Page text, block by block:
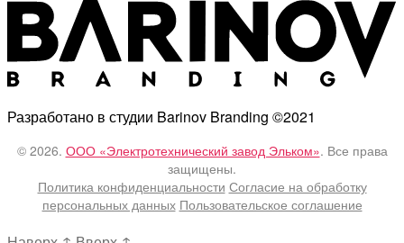
Разработано в студии Barinov Branding ©2021
© 2026. ООО «Электротехнический завод Эльком». Все права
защищены.
Политика конфиденциальности Согласие на обработку
персональных данных Пользовательское соглашение